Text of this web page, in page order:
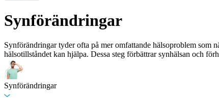
Synförändringar
Synförändringar tyder ofta på mer omfattande hälsoproblem som
hälsotillståndet kan hjälpa. Dessa steg förbättrar synhälsan och
Synförändringar